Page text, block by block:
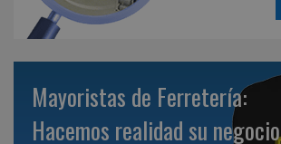
Mayoristas de Ferretería:
Hacemos realidad su negocio